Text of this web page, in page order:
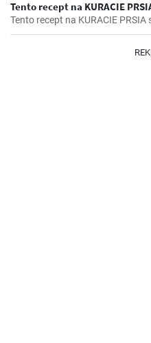
Tento recept na KURACIE
Tento recept na KURACIE